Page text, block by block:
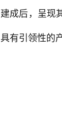
建成后，呈现
具有引领性的